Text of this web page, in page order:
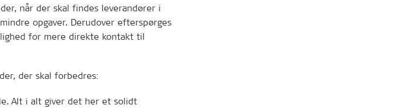
når der skal findes leverandører i
opgaver. Derudover efterspørges
for mere direkte kontakt til
der skal forbedres:
Alt i alt giver det her et solidt